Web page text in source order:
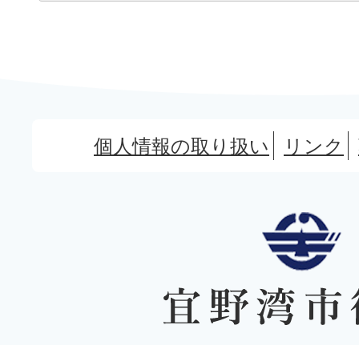
個人情報の取り扱い リンク